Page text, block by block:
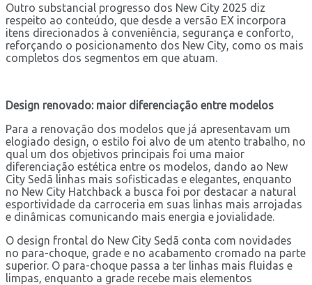
Outro substancial progresso dos New City 2025 diz
respeito ao conteúdo, que desde a versão EX incorpora
itens direcionados à conveniência, segurança e conforto,
reforçando o posicionamento dos New City, como os mais
completos dos segmentos em que atuam.
Design renovado: maior diferenciação entre modelos
Para a renovação dos modelos que já apresentavam um
elogiado design, o estilo foi alvo de um atento trabalho, no
qual um dos objetivos principais foi uma maior
diferenciação estética entre os modelos, dando ao New
City Sedã linhas mais sofisticadas e elegantes, enquanto
no New City Hatchback a busca foi por destacar a natural
esportividade da carroceria em suas linhas mais arrojadas
e dinâmicas comunicando mais energia e jovialidade.
O design frontal do New City Sedã conta com novidades
no para-choque, grade e no acabamento cromado na parte
superior. O para-choque passa a ter linhas mais fluidas e
limpas, enquanto a grade recebe mais elementos